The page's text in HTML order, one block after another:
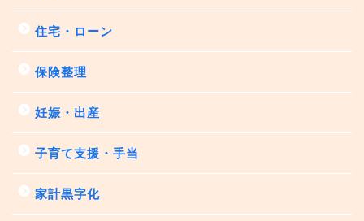
住宅・ローン
保険整理
妊娠・出産
子育て支援・手当
家計黒字化